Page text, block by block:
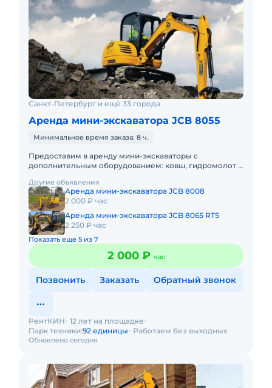
Санкт-Петербург и ещё 33 города
Аренда мини-экскаватора JCB 8055
Минимальное время заказа: 8 ч.
Предоставим в аренду мини-экскаваторы с
дополнительным оборудованием: ковш, гидромолот и
часов работы + 1 час
Другие объявления
Аренда мини-экскаватора JCB 8008
2 000 ₽ час
Аренда мини-экскаватора JCB 8065 RTS
2 250 ₽ час
Показать еще 5 из 7
2 000 ₽ час
Позвонить Заказать Обратный звонок
Обновлено сегодня
РентКИН 12 лет на площадке
Парк техники:92 единицы Работаем без выходных